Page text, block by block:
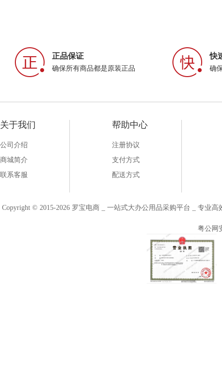
正品保证
确保所有商品都是原装正品
快
确
关于我们
公司介绍
商城简介
联系客服
帮助中心
注册协议
支付方式
配送方式
Copyright © 2015-2026 罗宝电商 _ 一站式大办公用品采购平台 _ 专业
粤公网